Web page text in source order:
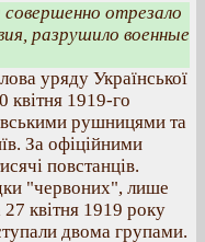
отрезало
разрушило военные
уряду Української
1919-го
рушницями та
За офіційними
повстанців.
"червоних", лише
квітня 1919 року
двома групами.